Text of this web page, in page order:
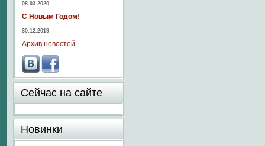
08.03.2020
С Новым Годом!
30.12.2019
Архив новостей
Сейчас на сайте
Новинки